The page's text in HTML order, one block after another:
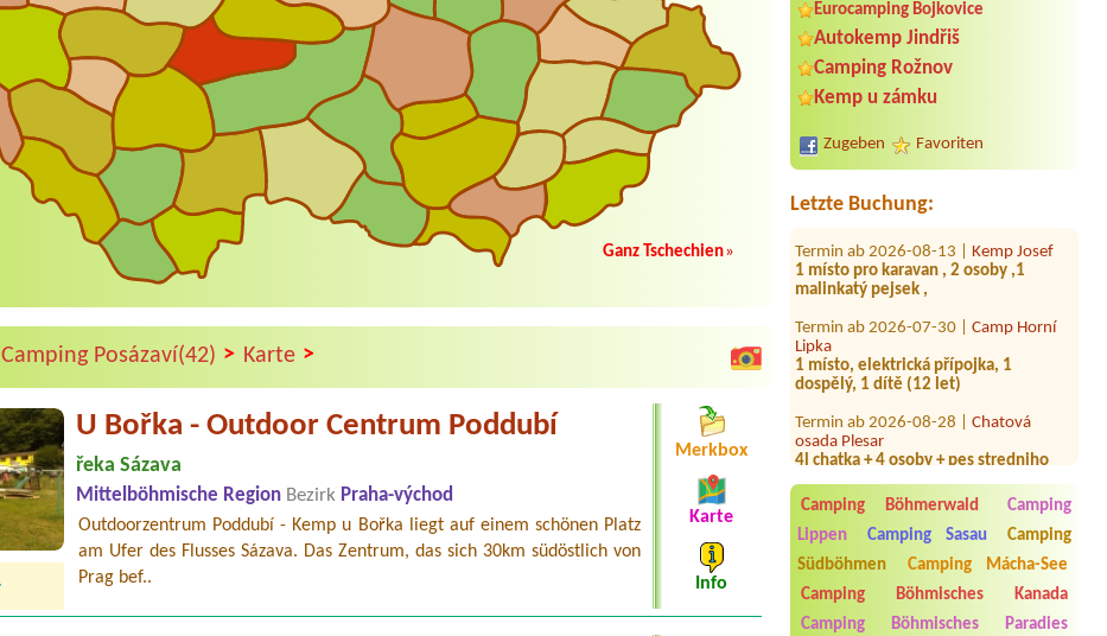
Eurocamping Bojkovice
Autokemp Jindřiš
Camping Rožnov
Kemp u zámku
Zugeben Favoriten
Letzte Buchung:
Termin ab 2026-07-26 |
Háj
1 stellplatz
Termin ab 2026-07-31 |Camp Pod
lesem
1xStellplatz Wohnmobil 2 Personen 1
Hund
1 místo pro karavan , 2 osoby ,1
malinkatý pejsek ,
Lipka
1 místo, elektrická přípojka, 1
dospělý, 1 dítě (12 let)
osada Plesar
4l chatka + 4 osoby + pes stredniho
vzrustu
Termin ab 2026-08-20 |Koupaliště a
kemp Zákupy
Chata 4 osoby
Termin ab 2026-08-05 |Kemp Obora
Veltrusy
4L chatka 3 dospelý 2 děti
Camping Böhmerwald
Camping
Lippen
Camping Sasau
Camping
Südböhmen
Camping Mácha-See
Camping Böhmisches Kanada
Camping Böhmisches Paradies
Ganz Tschechien»
Camping Posázaví(42) > Karte >
U Bořka - Outdoor Centrum Poddubí
řeka Sázava
Mittelböhmische Region Bezirk Praha-východ
Outdoorzentrum Poddubí - Kemp u Bořka liegt auf einem schönen Platz
am Ufer des Flusses Sázava. Das Zentrum, das sich 30km südöstlich von
Prag bef..
Merkbox
Karte
Info